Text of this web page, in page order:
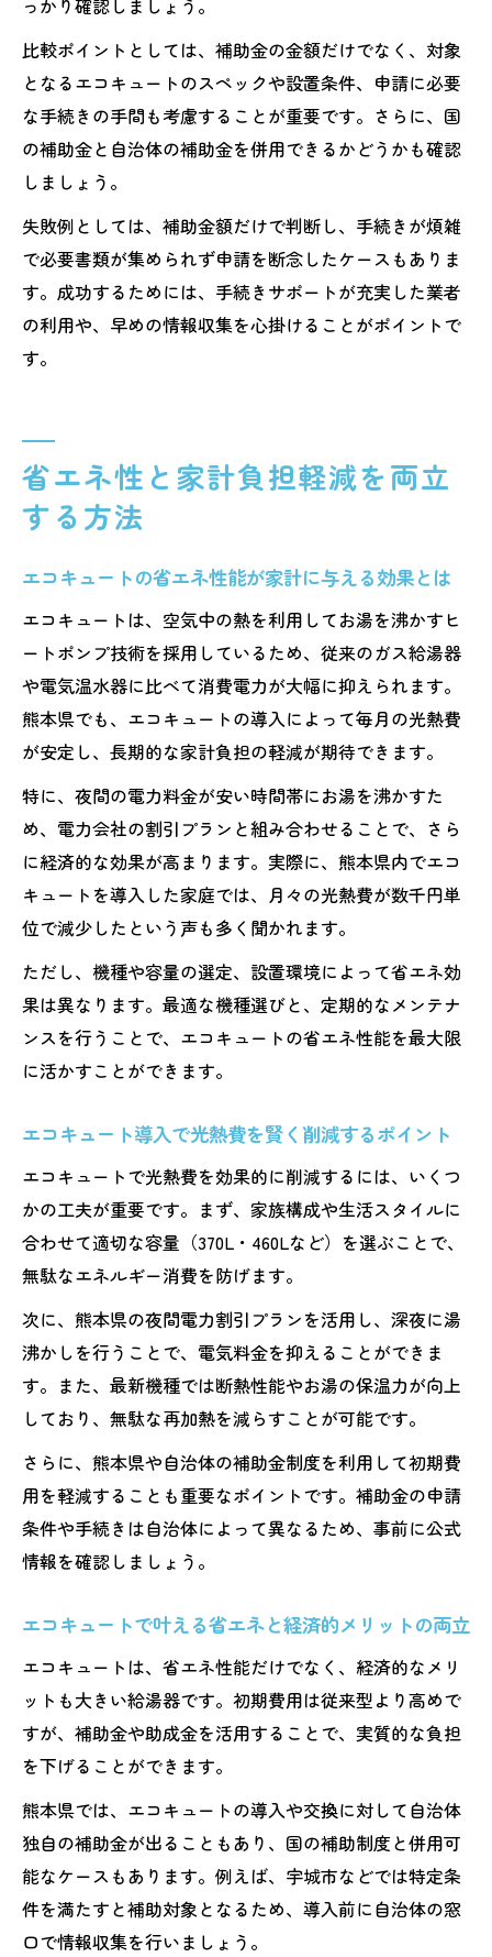
比較ポイントとしては、補助金の金額だけでなく、対象
となるエコキュートのスペックや設置条件、申請に必要
な手続きの手間も考慮することが重要です。さらに、国
の補助金と自治体の補助金を併用できるかどうかも確認
しましょう。
失敗例としては、補助金額だけで判断し、手続きが煩雑
で必要書類が集められず申請を断念したケースもありま
す。成功するためには、手続きサポートが充実した業者
の利用や、早めの情報収集を心掛けることがポイントで
す。
省エネ性と家計負担軽減を両立
する方法
エコキュートの省エネ性能が家計に与える効果とは
エコキュートは、空気中の熱を利用してお湯を沸かすヒ
ートポンプ技術を採用しているため、従来のガス給湯器
や電気温水器に比べて消費電力が大幅に抑えられます。
熊本県でも、エコキュートの導入によって毎月の光熱費
が安定し、長期的な家計負担の軽減が期待できます。
特に、夜間の電力料金が安い時間帯にお湯を沸かすた
め、電力会社の割引プランと組み合わせることで、さら
に経済的な効果が高まります。実際に、熊本県内でエコ
キュートを導入した家庭では、月々の光熱費が数千円単
位で減少したという声も多く聞かれます。
ただし、機種や容量の選定、設置環境によって省エネ効
果は異なります。最適な機種選びと、定期的なメンテナ
ンスを行うことで、エコキュートの省エネ性能を最大限
に活かすことができます。
エコキュート導入で光熱費を賢く削減するポイント
エコキュートで光熱費を効果的に削減するには、いくつ
かの工夫が重要です。まず、家族構成や生活スタイルに
合わせて適切な容量（370L・460Lなど）を選ぶことで、
無駄なエネルギー消費を防げます。
次に、熊本県の夜間電力割引プランを活用し、深夜に湯
沸かしを行うことで、電気料金を抑えることができま
す。また、最新機種では断熱性能やお湯の保温力が向上
しており、無駄な再加熱を減らすことが可能です。
さらに、熊本県や自治体の補助金制度を利用して初期費
用を軽減することも重要なポイントです。補助金の申請
条件や手続きは自治体によって異なるため、事前に公式
情報を確認しましょう。
エコキュートで叶える省エネと経済的メリットの両立
エコキュートは、省エネ性能だけでなく、経済的なメリ
ットも大きい給湯器です。初期費用は従来型より高めで
すが、補助金や助成金を活用することで、実質的な負担
を下げることができます。
熊本県では、エコキュートの導入や交換に対して自治体
独自の補助金が出ることもあり、国の補助制度と併用可
能なケースもあります。例えば、宇城市などでは特定条
件を満たすと補助対象となるため、導入前に自治体の窓
口で情報収集を行いましょう。